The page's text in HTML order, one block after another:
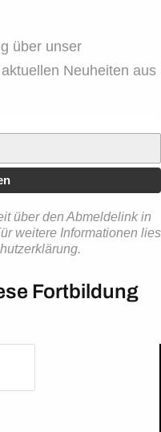
über unser
Neuheiten aus
über den Abmeldelink in
weitere Informationen lies
Fortbildung